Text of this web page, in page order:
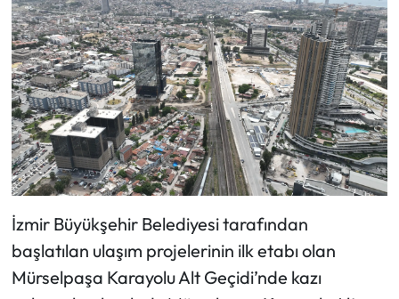
İzmir Büyükşehir Belediyesi tarafından
başlatılan ulaşım projelerinin ilk etabı olan
Mürselpaşa Karayolu Alt Geçidi’nde kazı